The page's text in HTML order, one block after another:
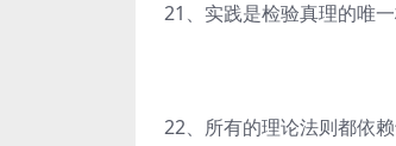
21、实践是检验真理的唯
22、所有的理论法则都依